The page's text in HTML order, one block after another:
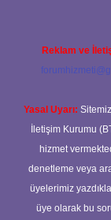
Reklam ve
Yasal Uyarı:
İletişim Kurumu
hizmet
denetleme veya
üyelerimiz
üye olarak bu